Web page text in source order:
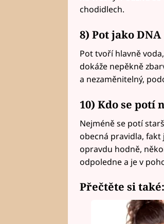
chodidlech.
8) Pot jako DNA
Pot tvoří hlavně
dokáže nepěkně
a nezaměnitelný,
10) Kdo se potí
Nejméně se potí
obecná pravidla, fakt
opravdu hodně,
odpoledne a je v
Přečtěte si také: